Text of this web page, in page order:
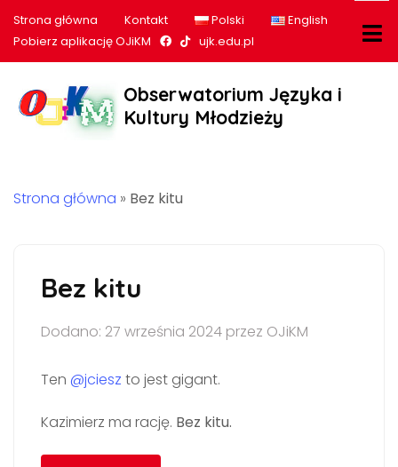
Strona główna Kontakt Polski
English
Pobierz aplikację OJiKM
Nasz profil na Facebook
Nasz profil na tiktok
ujk.edu.pl
Obserwatorium Języka i
Kultury Młodzieży
Strona główna » Bez kitu
Bez kitu
Dodano: 27 września 2024 przez OJiKM
Ten @jciesz to jest gigant.
Kazimierz ma rację. Bez kitu.